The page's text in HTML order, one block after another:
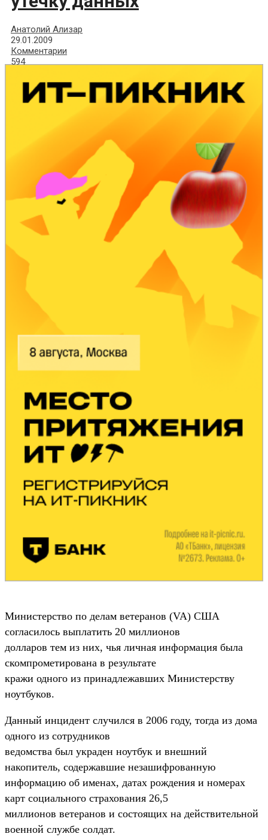
Анатолий Ализар
29.01.2009
Комментарии
594
Министерство по делам ветеранов (VA) США
согласилось выплатить 20 миллионов
долларов тем из них, чья личная информация была
скомпрометирована в результате
кражи одного из принадлежавших Министерству
ноутбуков.
Данный инцидент случился в 2006 году, тогда из дома
одного из сотрудников
ведомства был украден ноутбук и внешний
накопитель, содержавшие незашифрованную
информацию об именах, датах рождения и номерах
карт социального страхования 26,5
миллионов ветеранов и состоящих на действительной
военной службе солдат.